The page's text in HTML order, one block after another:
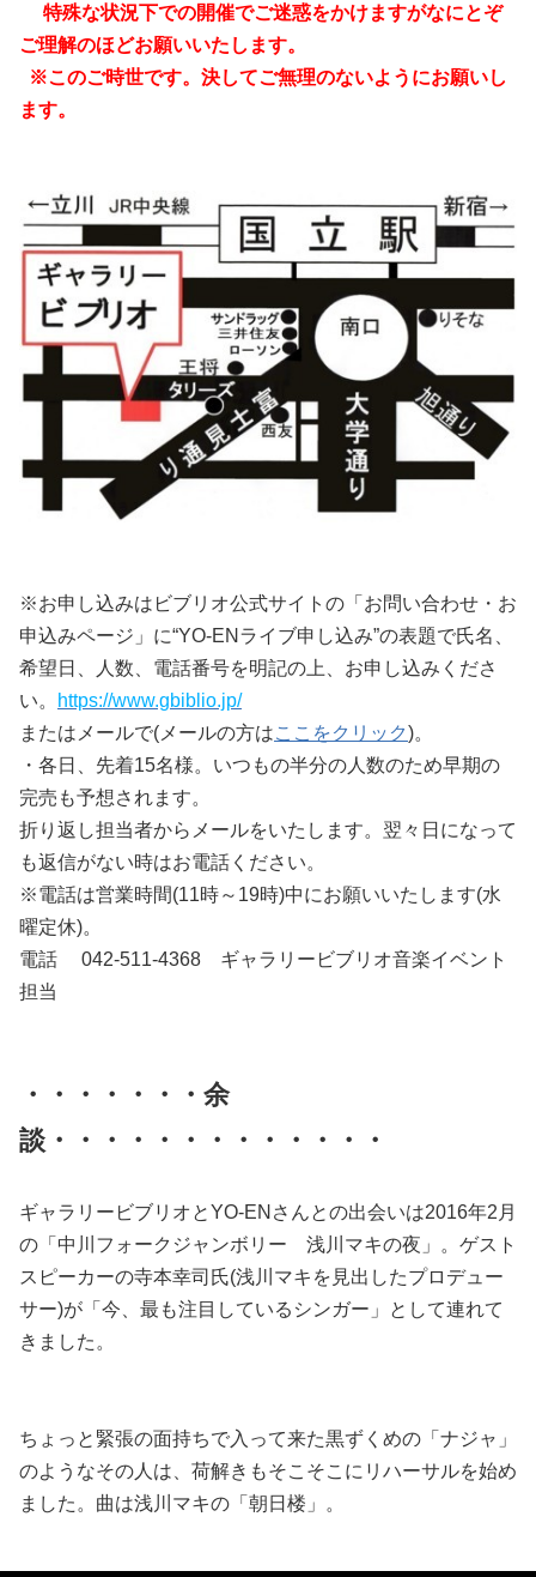
特殊な状況下での開催でご迷惑をかけますがなにとぞ
ご理解のほどお願いいたします。
※このご時世です。決してご無理のないようにお願いし
ます。
※お申し込みはビブリオ公式サイトの「お問い合わせ・お
申込みページ」に“YO-ENライブ申し込み”の表題で氏名、
希望日、人数、電話番号を明記の上、お申し込みくださ
い。
https://www.gbiblio.jp/
またはメールで(メールの方はここをクリック)。
・各日、先着15名様。いつもの半分の人数のため早期の
完売も予想されます。
折り返し担当者からメールをいたします。翌々日になって
も返信がない時はお電話ください。
※電話は営業時間(11時～19時)中にお願いいたします(水
曜定休)。
電話 042-511-4368 ギャラリービブリオ音楽イベント
担当
・・・・・・・余
談・・・・・・・・・・・・・
ギャラリービブリオとYO-ENさんとの出会いは2016年2月
の「中川フォークジャンボリー 浅川マキの夜」。ゲスト
スピーカーの寺本幸司氏(浅川マキを見出したプロデュー
サー)が「今、最も注目しているシンガー」として連れて
きました。
ちょっと緊張の面持ちで入って来た黒ずくめの「ナジャ」
のようなその人は、荷解きもそこそこにリハーサルを始め
ました。曲は浅川マキの「朝日楼」。